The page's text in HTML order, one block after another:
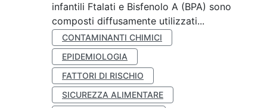
infantili Ftalati e Bisfenolo A (BPA) sono
composti diffusamente utilizzati...
CONTAMINANTI CHIMICI
EPIDEMIOLOGIA
FATTORI DI RISCHIO
SICUREZZA ALIMENTARE